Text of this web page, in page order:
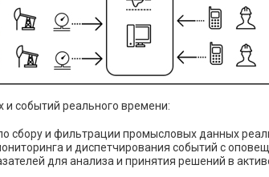
и событий реального времени:
сбору и фильтрации промысловых данных
и диспетчирования событий с
для анализа и принятия решений в